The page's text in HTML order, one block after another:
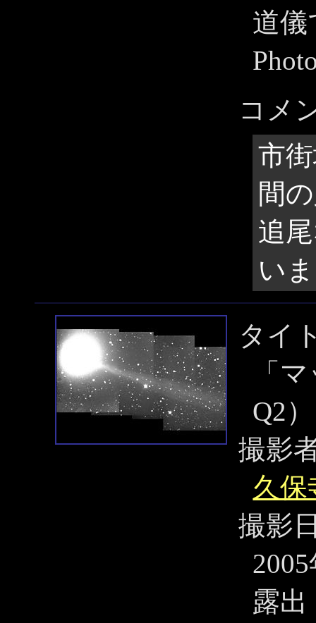
道儀
コメ
市
間
追
い
タイ
「
Q2
撮影
久保
撮影
露出